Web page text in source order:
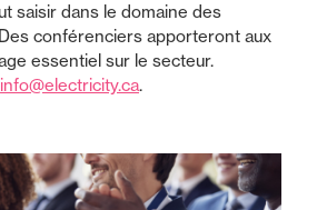
saisir dans le domaine des
conférenciers apporteront aux
essentiel sur le secteur.
info@electricity.ca.